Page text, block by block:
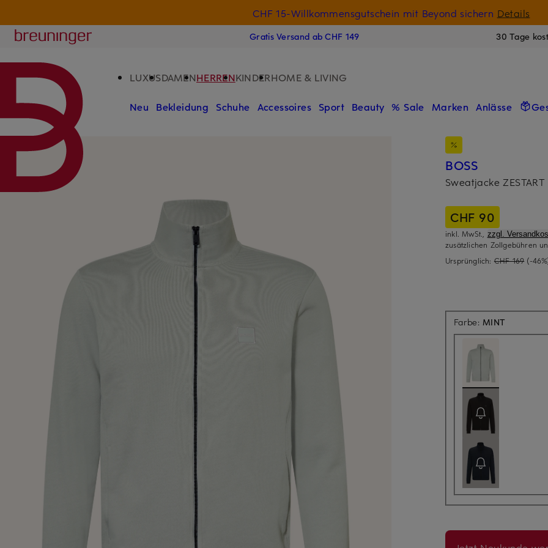
CHF 15-Willkommensgutschein mit Beyond sichern Details
Breuninger
Gratis Versand ab CHF 149 30 Tage
LUXUSDAMENHERRENKINDERHOME & LIVING
Neu Bekleidung Schuhe Accessoires Sport Beauty % Sale Marken Anlässe
BOSS
Sweatjacke ZESTART
CHF 90
inkl. MwSt., zzgl.
zusätzlichen Zollgebühren
Ursprünglich: CHF 169 (-
Farbe: MINT